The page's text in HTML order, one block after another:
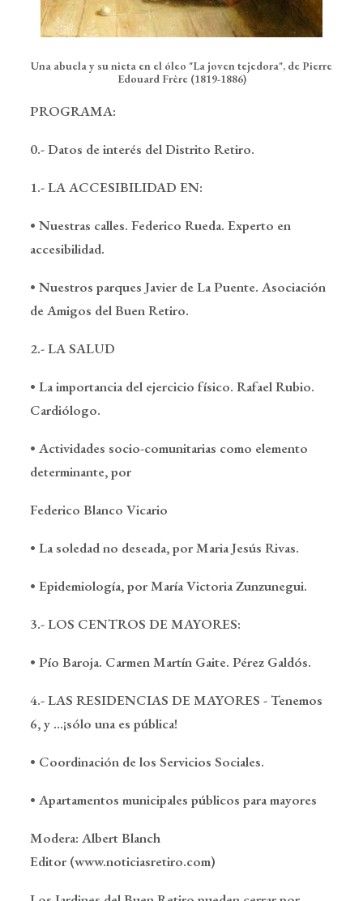
Una abuela y su nieta en el óleo "La joven tejedora", de Pierre
Edouard Frère (1819-1886)
PROGRAMA:
0.- Datos de interés del Distrito Retiro.
1.- LA ACCESIBILIDAD EN:
• Nuestras calles. Federico Rueda. Experto en
accesibilidad.
• Nuestros parques Javier de La Puente. Asociación
de Amigos del Buen Retiro.
2.- LA SALUD
• La importancia del ejercicio físico. Rafael Rubio.
Cardiólogo.
• Actividades socio-comunitarias como elemento
determinante, por
Federico Blanco Vicario
• La soledad no deseada, por Maria Jesús Rivas.
• Epidemiología, por María Victoria Zunzunegui.
3.- LOS CENTROS DE MAYORES:
• Pío Baroja. Carmen Martín Gaite. Pérez Galdós.
4.- LAS RESIDENCIAS DE MAYORES - Tenemos
6, y ...¡sólo una es pública!
• Coordinación de los Servicios Sociales.
• Apartamentos municipales públicos para mayores
Modera: Albert Blanch
Editor (www.noticiasretiro.com)